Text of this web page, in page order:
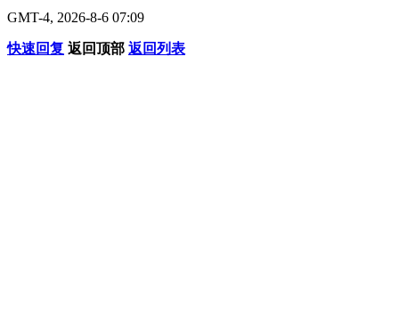
GMT-4, 2026-8-6 07:09
快速回复 返回顶部 返回列表